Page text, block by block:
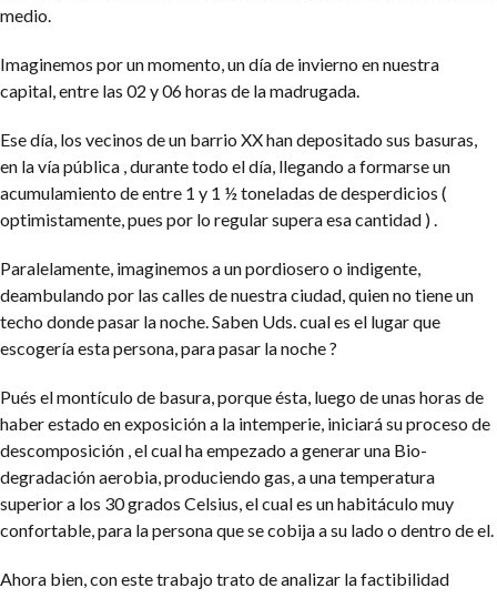
medio.
Imaginemos por un momento, un día de invierno en nuestra
capital, entre las 02 y 06 horas de la madrugada.
Ese día, los vecinos de un barrio XX han depositado sus basuras,
en la vía pública , durante todo el día, llegando a formarse un
acumulamiento de entre 1 y 1 ½ toneladas de desperdicios (
optimistamente, pues por lo regular supera esa cantidad ) .
Paralelamente, imaginemos a un pordiosero o indigente,
deambulando por las calles de nuestra ciudad, quien no tiene un
techo donde pasar la noche. Saben Uds. cual es el lugar que
escogería esta persona, para pasar la noche ?
Pués el montículo de basura, porque ésta, luego de unas horas de
haber estado en exposición a la intemperie, iniciará su proceso de
descomposición , el cual ha empezado a generar una Bio-
degradación aerobia, produciendo gas, a una temperatura
superior a los 30 grados Celsius, el cual es un habitáculo muy
confortable, para la persona que se cobija a su lado o dentro de el.
Ahora bien, con este trabajo trato de analizar la factibilidad